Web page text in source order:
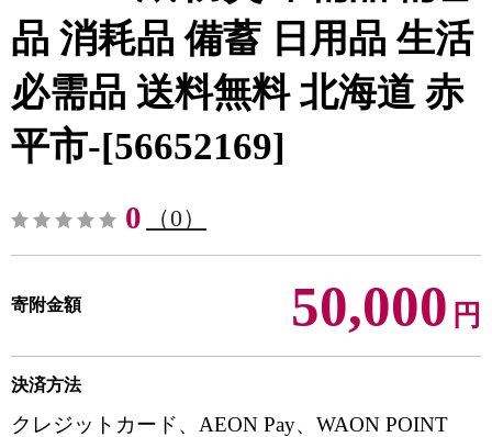
品 消耗品 備蓄 日用品 生活
必需品 送料無料 北海道 赤
平市-[56652169]
0 （0）
寄附金額 50,000 円
決済方法
クレジットカード、AEON Pay、WAON POINT